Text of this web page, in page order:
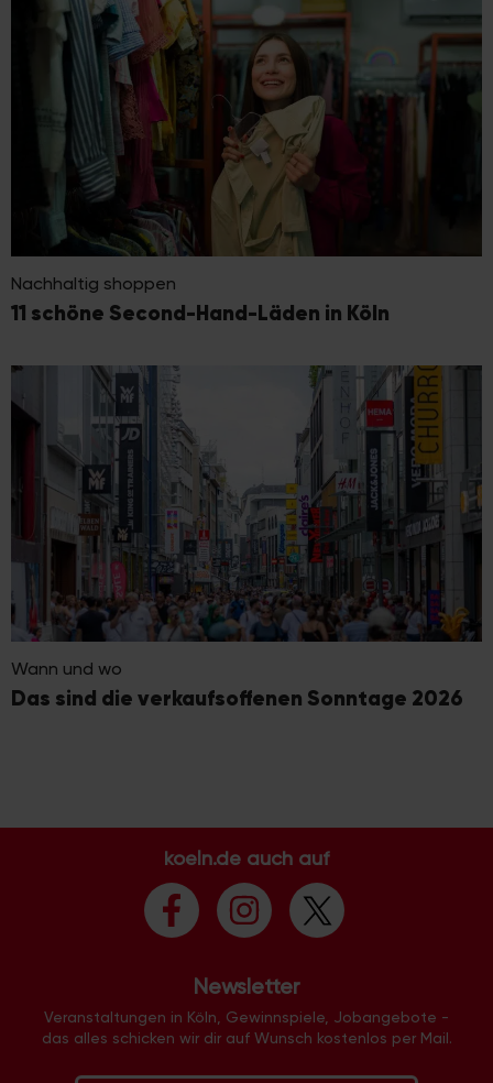
Nachhaltig shoppen
11 schöne Second-Hand-Läden in Köln
Wann und wo
Das sind die verkaufsoffenen Sonntage 2026
koeln.de auch auf
Newsletter
Veranstaltungen in Köln, Gewinnspiele, Jobangebote -
das alles schicken wir dir auf Wunsch kostenlos per Mail.